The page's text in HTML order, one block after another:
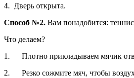
4. Дверь открыта.
Способ №2. Вам понадобится:
Что делаем?
1. Плотно прикладываем мячик
2. Резко сожмите мяч, чтобы воздух